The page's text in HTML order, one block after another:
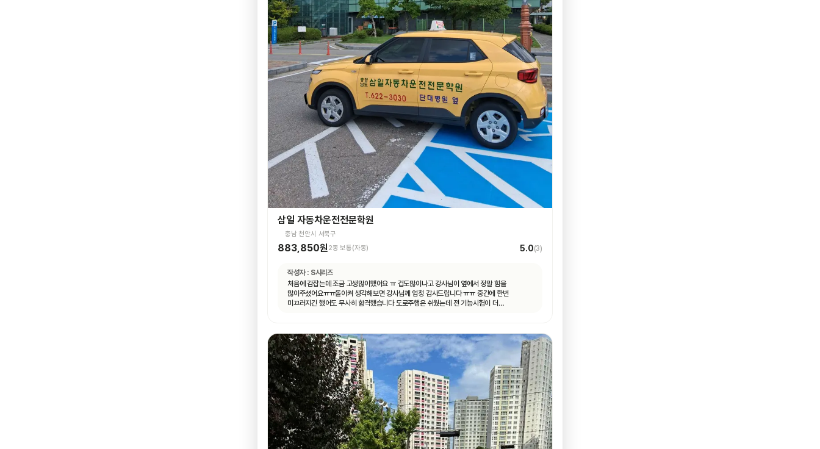
삼일 자동차운전전문학원
충남 천안시 서북구
883,850원2종 보통(자동) 5.0(3)
작성자 : S시리즈
처음에 감잡는데 조금 고생많이했어요 ㅠ 겁도많이나고 강사님이 옆에서 정말 힘을
많이주셨어요ㅠㅠ돌이켜 생각해보면 강사님께 엄청 감사드립니다 ㅠㅠ 중간에 한번
미끄러지긴 했어도 무사히 합격했습니다 도로주행은 쉬웠는데 전 기능시험이 더